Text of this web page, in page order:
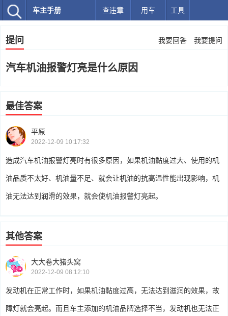
车主手册 查违章 用车 工具
提问 我要回答 我要提问
汽车机油报警灯亮是什么原因
最佳答案
平原
2022-12-09 10:17:32
造成汽车机油报警灯亮时有很多原因，如果机油黏度过大、使用的机
油品质不太好、机油量不足、就会让机油的抗高温性能出现影响，机
油无法达到润滑的效果，就会使机油报警灯亮起。
其他答案
大大卷大猪头窝
2022-12-09 08:12:10
发动机在正常工作时，如果机油黏度过高，无法达到滋润的效果，故
障灯就会亮起。而且车主添加的机油品牌选择不当，发动机也无法正